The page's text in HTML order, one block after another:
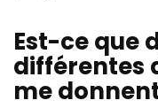
Est-ce que
différentes
me